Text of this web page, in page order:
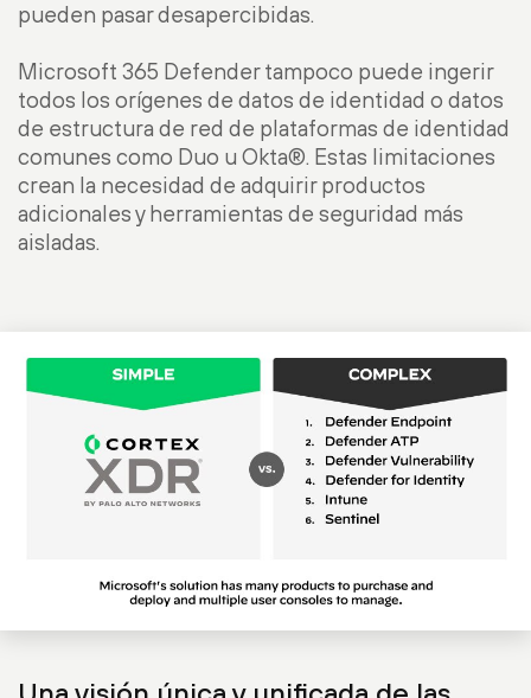
pueden pasar desapercibidas.
Microsoft 365 Defender tampoco puede ingerir
todos los orígenes de datos de identidad o datos
de estructura de red de plataformas de identidad
comunes como Duo u Okta®. Estas limitaciones
crean la necesidad de adquirir productos
adicionales y herramientas de seguridad más
aisladas.